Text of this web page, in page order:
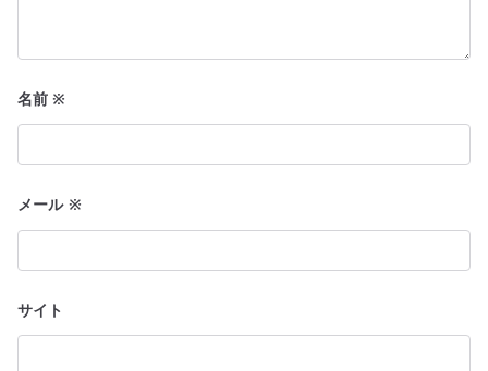
名前※
メール ※
サイト